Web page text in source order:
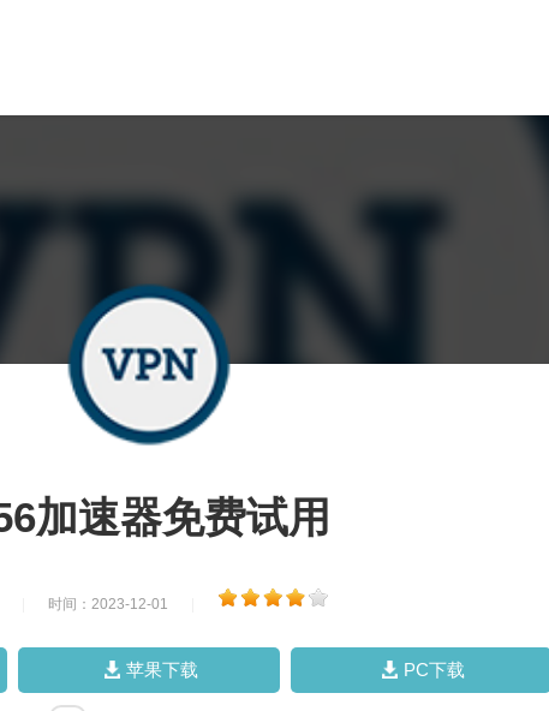
加速器免费试用
时间：2023-12-01
苹果下载 PC下载